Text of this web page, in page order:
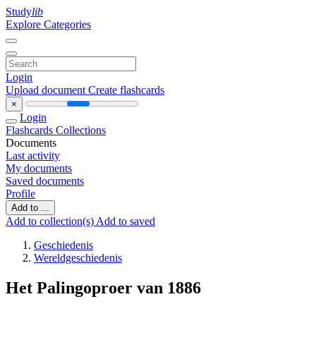
Studylib
Explore Categories
Login
Upload document Create flashcards
×
Login
Flashcards Collections
Documents
Last activity
My documents
Saved documents
Profile
Add to ...
Add to collection(s) Add to saved
Geschiedenis
Wereldgeschiedenis
Het Palingoproer van 1886